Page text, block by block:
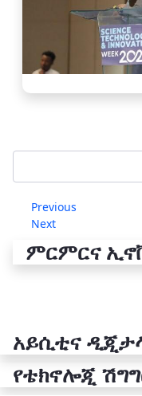
Previous
Next
ምርምርና
አይሲቲና
የቴክኖሎጂ